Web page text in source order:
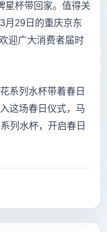
星杯带回家。值得关
月29日的重庆京东
迎广大消费者届时
系列水杯带着春日
这场春日仪式，马
列水杯，开启春日